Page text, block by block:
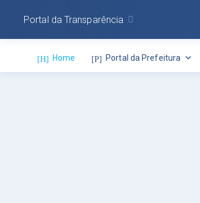
Home Portal da Prefeitura
Portal da Transparência